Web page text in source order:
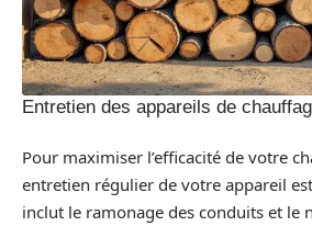
Entretien des appareils de
Pour maximiser l’efficacité de votre
entretien régulier de votre appareil
inclut le ramonage des conduits et le